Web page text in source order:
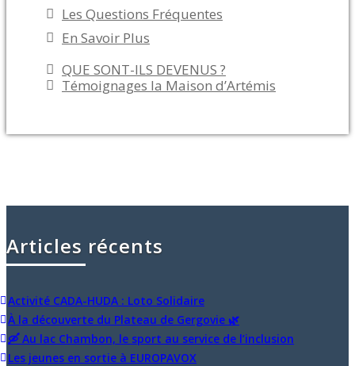
Les Questions Fréquentes
En Savoir Plus
QUE SONT-ILS DEVENUS ?
Témoignages la Maison d’Artémis
Articles récents
Activité CADA-HUDA : Loto Solidaire
À la découverte du Plateau de Gergovie 🌿
🛶 Au lac Chambon, le sport au service de l’inclusion
Les jeunes en sortie à EUROPAVOX